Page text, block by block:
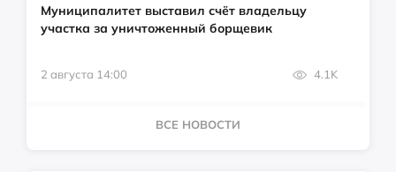
Муниципалитет выставил счёт владельцу
участка за уничтоженный борщевик
2 августа 14:00 4.1K
ВСЕ НОВОСТИ